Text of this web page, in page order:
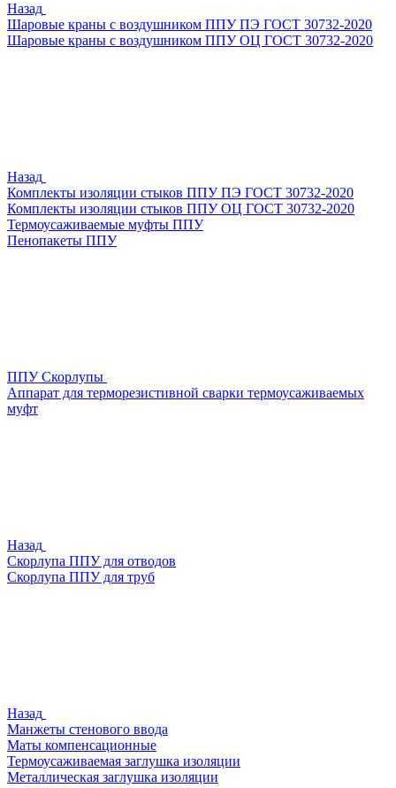
Назад
Шаровые краны с воздушником ППУ ПЭ ГОСТ 30732-2020
Шаровые краны с воздушником ППУ ОЦ ГОСТ 30732-2020
Назад
Комплекты изоляции стыков ППУ ПЭ ГОСТ 30732-2020
Комплекты изоляции стыков ППУ ОЦ ГОСТ 30732-2020
Термоусаживаемые муфты ППУ
Пенопакеты ППУ
ППУ Скорлупы
Аппарат для терморезистивной сварки термоусаживаемых
муфт
Назад
Скорлупа ППУ для отводов
Скорлупа ППУ для труб
Назад
Манжеты стенового ввода
Маты компенсационные
Термоусаживаемая заглушка изоляции
Металлическая заглушка изоляции